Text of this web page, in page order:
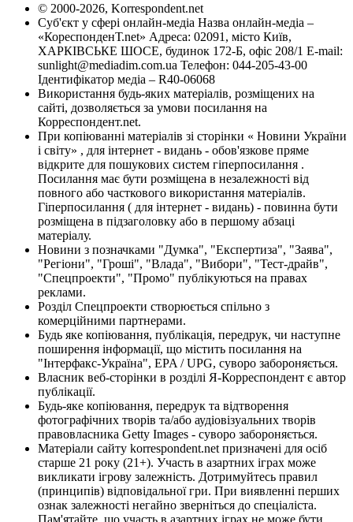
© 2000-2026, Korrespondent.net
Суб'єкт у сфері онлайн-медіа Назва онлайн-медіа –
«КореспонденТ.net» Адреса: 02091, місто Київ,
ХАРКІВСЬКЕ ШОСЕ, будинок 172-Б, офіс 208/1 E-mail:
sunlight@mediadim.com.ua Телефон: 044-205-43-00
Ідентифікатор медіа – R40-06068
Використання будь-яких матеріалів, розміщених на
сайті, дозволяється за умови посилання на
Корреспондент.net.
При копіюванні матеріалів зі сторінки « Новини України
і світу» , для інтернет - видань - обов'язкове пряме
відкрите для пошукових систем гіперпосилання .
Посилання має бути розміщена в незалежності від
повного або часткового використання матеріалів.
Гіперпосилання ( для інтернет - видань) - повинна бути
розміщена в підзаголовку або в першому абзаці
матеріалу.
Новини з позначками "Думка", "Експертиза", "Заява",
"Регіони", "Гроші", "Влада", "Вибори", "Тест-драйв",
"Спецпроекти", "Промо" публікуються на правах
реклами.
Розділ Спецпроекти створюється спільно з
комерційними партнерами.
Будь яке копіювання, публікація, передрук, чи наступне
поширення інформації, що містить посилання на
"Інтерфакс-Україна", EPA / UPG, суворо забороняється.
Власник веб-сторінки в розділі Я-Корреспондент є автор
публікації.
Будь-яке копіювання, передрук та відтворення
фотографічних творів та/або аудіовізуальних творів
правовласника Getty Images - суворо забороняється.
Матеріали сайту korrespondent.net призначені для осіб
старше 21 року (21+). Участь в азартних іграх може
викликати ігрову залежність. Дотримуйтесь правил
(принципів) відповідальної гри. При виявленні перших
ознак залежності негайно зверніться до спеціаліста.
Пам'ятайте, що участь в азартних іграх не може бути